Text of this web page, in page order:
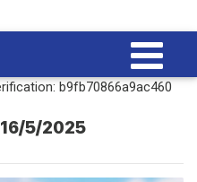
b9fb70866a9ac460
5/2025